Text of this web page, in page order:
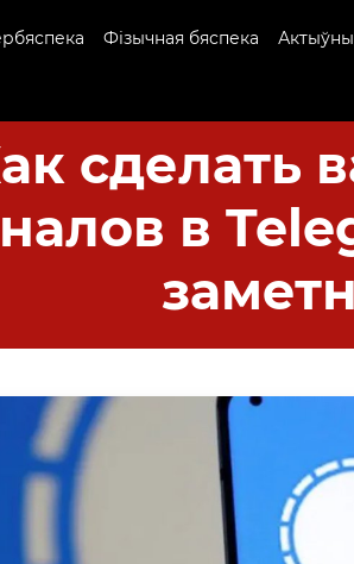
Фізычная бяспека
сделать
в